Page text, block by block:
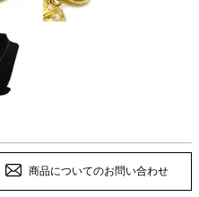
商品についてのお問い合わせ